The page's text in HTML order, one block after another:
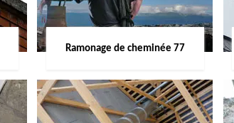
Ramonage de cheminée 77